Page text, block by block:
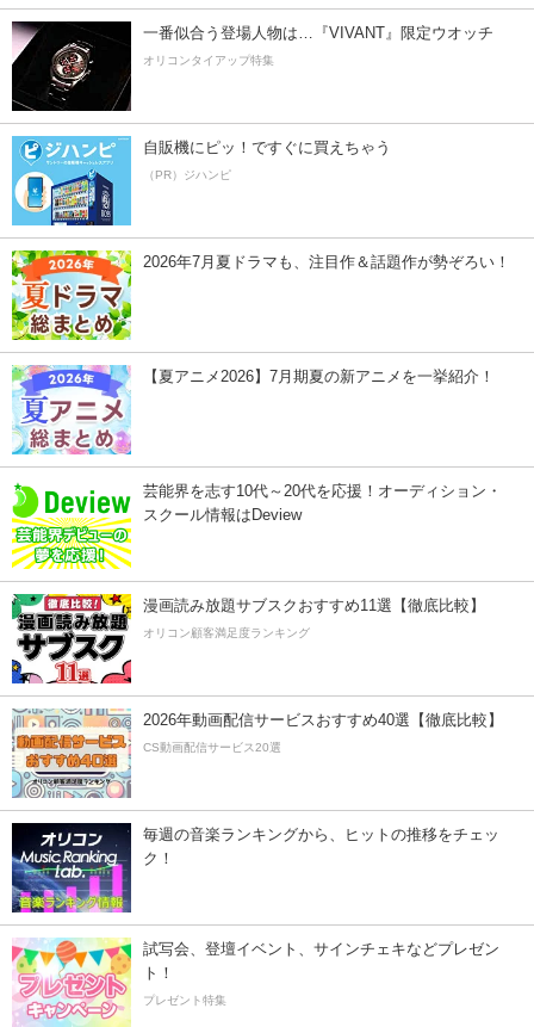
一番似合う登場人物は…『VIVANT』限定ウオッチ
オリコンタイアップ特集
自販機にピッ！ですぐに買えちゃう
（PR）ジハンピ
2026年7月夏ドラマも、注目作＆話題作が勢ぞろい！
【夏アニメ2026】7月期夏の新アニメを一挙紹介！
芸能界を志す10代～20代を応援！オーディション・
スクール情報はDeview
漫画読み放題サブスクおすすめ11選【徹底比較】
オリコン顧客満足度ランキング
2026年動画配信サービスおすすめ40選【徹底比較】
CS動画配信サービス20選
毎週の音楽ランキングから、ヒットの推移をチェッ
ク！
試写会、登壇イベント、サインチェキなどプレゼン
ト！
プレゼント特集